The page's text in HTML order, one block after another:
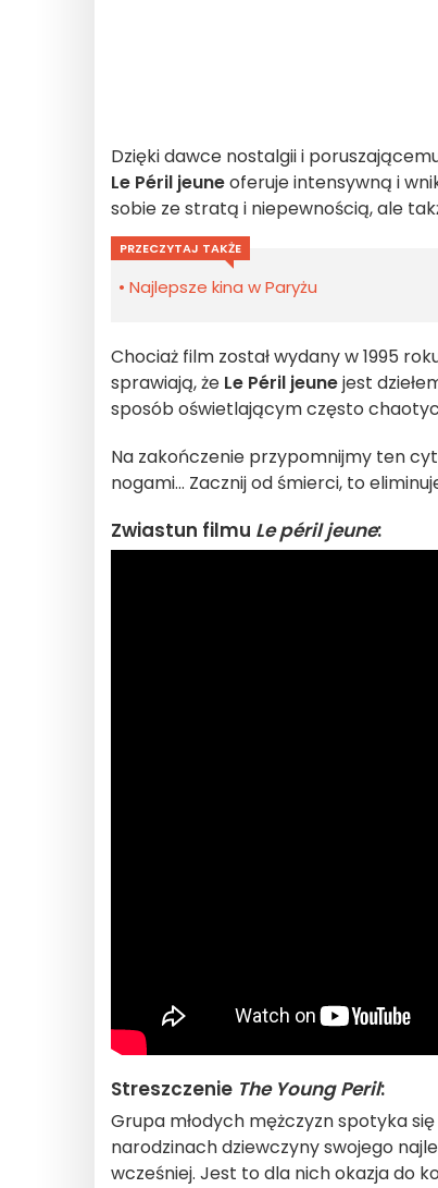
Dzięki dawce nostalgii i
Le Péril jeuneoferuje intensywną i
sobie ze stratą i niepewnością, ale
PRZECZYTAJ TAKŻE
Najlepsze kina w Paryżu
Chociaż film został wydany w 1995
sprawiają, że Le Péril jeunejest
sposób oświetlającym często
Na zakończenie przypomnijmy ten
nogami... Zacznij od śmierci, to
Zwiastun filmu Le péril jeune:
Streszczenie The Young Peril:
Grupa młodych mężczyzn spotyka
narodzinach dziewczyny swojego
wcześniej. Jest to dla nich okazja do